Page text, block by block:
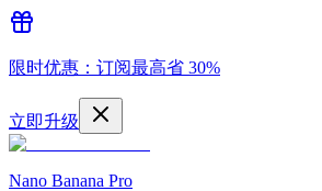
限时优惠：订阅最高省 30%
立即升级
Nano Banana Pro